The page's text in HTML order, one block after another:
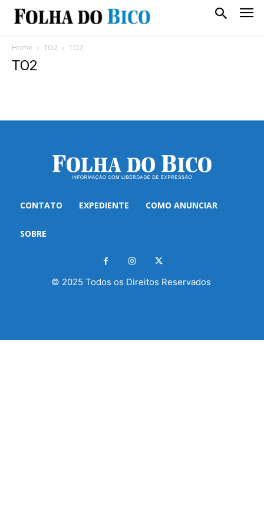
Home TO2 TO2
TO2
CONTATO EXPEDIENTE COMO ANUNCIAR
SOBRE
© 2025 Todos os Direitos Reservados